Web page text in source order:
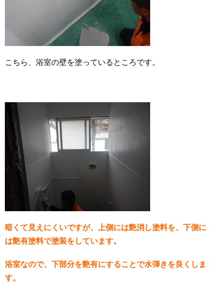
こちら、浴室の壁を塗っているところです。
暗くて見えにくいですが、上側には艶消し塗料を、下側に
は艶有塗料で塗装をしています。
浴室なので、下部分を艶有にすることで水弾きを良くしま
す。